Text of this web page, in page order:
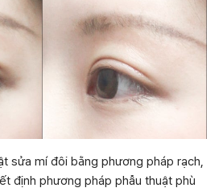
sửa mí đôi bằng phương pháp rạch,
định phương pháp phẫu thuật phù